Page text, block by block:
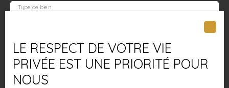
BLOG
Estimation
Type de bien
Vaas (72500)
Budget max (€)
LE RESPECT DE VOTRE VIE
PRIVÉE EST UNE PRIORITÉ POUR
NOUS